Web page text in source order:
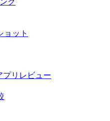
ョット
プリレビュー